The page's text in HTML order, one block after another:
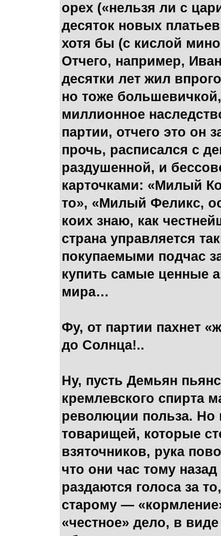
орех («нельзя ли с
десяток новых
хотя бы (с кислой
Отчего, например,
десятки лет жил
но тоже
миллионное
партии, отчего это он
прочь, расписался с
раздушенной, и
карточками: «Милый
то», «Милый Феликс,
коих знаю, как
страна управляется
покупаемыми подчас
купить самые ценные
мира…
Фу, от партии пахнет
до Солнца!..
Ну, пусть Демьян
кремлевского спирта
революции польза. Но
товарищей, которые
взяточников, рука
что они час тому
раздаются голоса за
старому —
«честное» дело, в